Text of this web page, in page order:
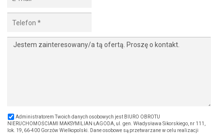
Administratorem Twoich danych osobowych jest BIURO OBROTU
NIERUCHOMOŚCIAMI MAKSYMILIAN ŁAGODA, ul. gen. Władysława Sikorskiego, nr 111,
lok. 19, 66-400 Gorzów Wielkopolski. Dane osobowe są przetwarzane w celu realizacji